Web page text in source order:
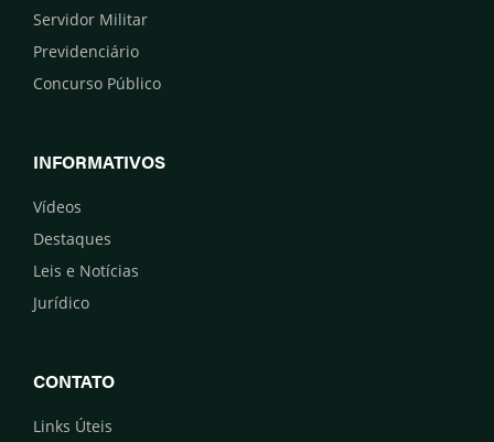
Servidor Militar
Previdenciário
Concurso Público
INFORMATIVOS
Vídeos
Destaques
Leis e Notícias
Jurídico
CONTATO
Links Úteis